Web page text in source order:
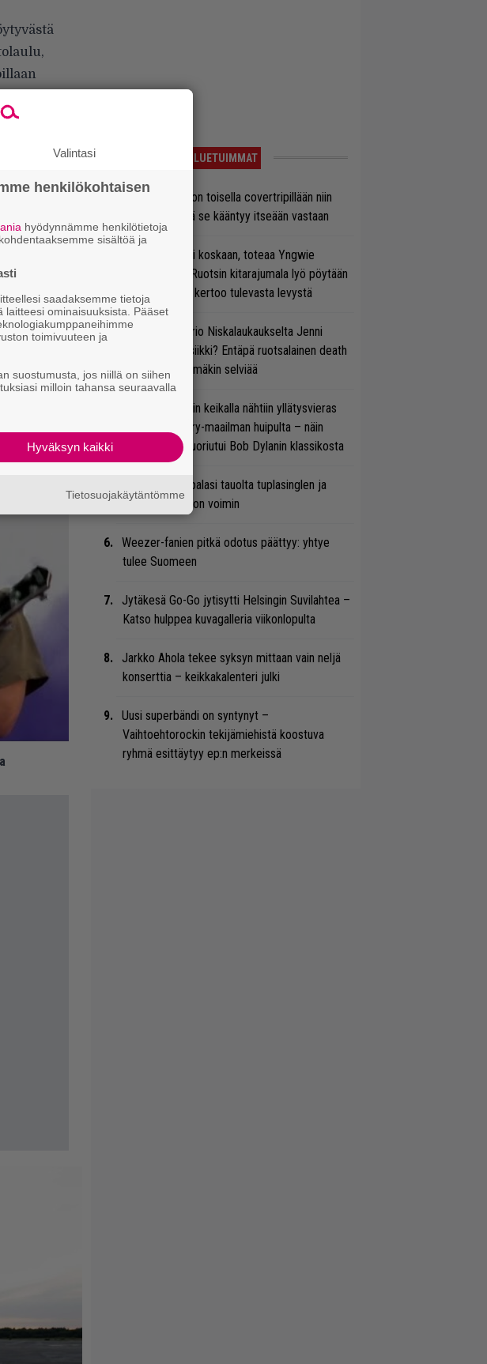
LUETUIMMAT
Arvio: Saimaa on toisella covertripillään niin
suvereeni, että se kääntyy itseään vastaan
Se on nyt tai ei koskaan, toteaa Yngwie
Malmsteen – Ruotsin kitarajumala lyö pöytään
uuden biisin ja kertoo tulevasta levystä
Miten taipuu Trio Niskalaukaukselta Jenni
Vartiaisen musiikki? Entäpä ruotsalainen death
metal? Pian tämäkin selviää
Guns N’ Rosesin keikalla nähtiin yllätysvieras
suoraan country-maailman huipulta – näin
kokoonpano suoriutui Bob Dylanin klassikosta
Blind Channel palasi tauolta tuplasinglen ja
näyttävän videon voimin
Weezer-fanien pitkä odotus päättyy: yhtye
tulee Suomeen
Jytäkesä Go-Go jytisytti Helsingin Suvilahtea –
Katso hulppea kuvagalleria viikonlopulta
Jarkko Ahola tekee syksyn mittaan vain neljä
konserttia – keikkakalenteri julki
Uusi superbändi on syntynyt –
Vaihtoehtorockin tekijämiehistä koostuva
ryhmä esittäytyy ep:n merkeissä
Valintasi
henkilökohtaisen
hyödynnämme henkilötietoja
sisältöä ja
saadaksemme tietoja
laitteesi ominaisuuksista. Pääset
toimivuuteen ja
suostumusta, jos niillä on siihen
milloin tahansa seuraavalla
Hyväksyn kaikki
Tietosuojakäytäntömme